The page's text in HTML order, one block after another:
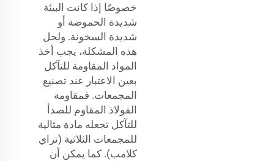
خصوصًا إذا كانت البيئة
شديدة الحموضة أو
شديدة السخونة. ولحل
هذه المشكلة، يجب أخذ
المواد المقاومة للتآكل
بعين الاعتبار عند تصنيع
المجمعات. فمقاومة
الفولاذ المقاوم للصدأ
للتآكل تجعله مادة مثالية
للمجمعات الثلاثية (تراي
كلامب). كما يمكن أن